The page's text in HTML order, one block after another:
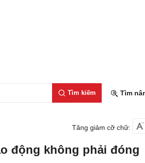
Tìm kiếm Tìm
Tăng giảm cỡ chữ:
động không phải đóng